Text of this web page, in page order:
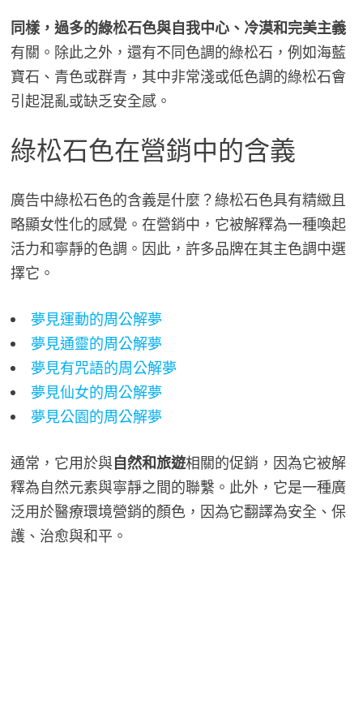
同樣，過多的綠松石色與自我中心、冷漠和完美主義
有關。除此之外，還有不同色調的綠松石，例如海藍
寶石、青色或群青，其中非常淺或低色調的綠松石會
引起混亂或缺乏安全感。
綠松石色在營銷中的含義
廣告中綠松石色的含義是什麼？綠松石色具有精緻且
略顯女性化的感覺。在營銷中，它被解釋為一種喚起
活力和寧靜的色調。因此，許多品牌在其主色調中選
擇它。
夢見運動的周公解夢
夢見通靈的周公解夢
夢見有咒語的周公解夢
夢見仙女的周公解夢
夢見公園的周公解夢
通常，它用於與自然和旅遊相關的促銷，因為它被解
釋為自然元素與寧靜之間的聯繫。此外，它是一種廣
泛用於醫療環境營銷的顏色，因為它翻譯為安全、保
護、治愈與和平。